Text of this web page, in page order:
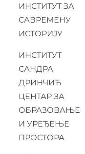
ИНСТИТУТ ЗА
САВРЕМЕНУ
ИСТОРИЈУ
ИНСТИТУТ
САНДРА
ДРИНЧИЋ
ЦЕНТАР ЗА
ОБРАЗОВАЊЕ
И УРЕЂЕЊЕ
ПРОСТОРА